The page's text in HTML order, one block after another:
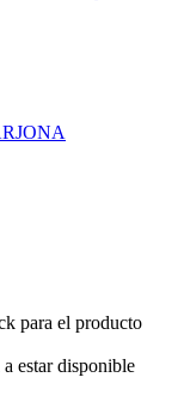
para el producto
estar disponible